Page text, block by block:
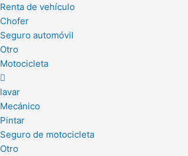
Renta de vehículo
Chofer
Seguro automóvil
Otro
Motocicleta
lavar
Mecánico
Pintar
Seguro de motocicleta
Otro